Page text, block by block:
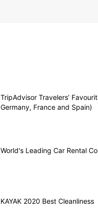
TripAdvisor Travelers’
Germany, France and Spain)
World's Leading Car Rental
KAYAK 2020 Best Cleanliness